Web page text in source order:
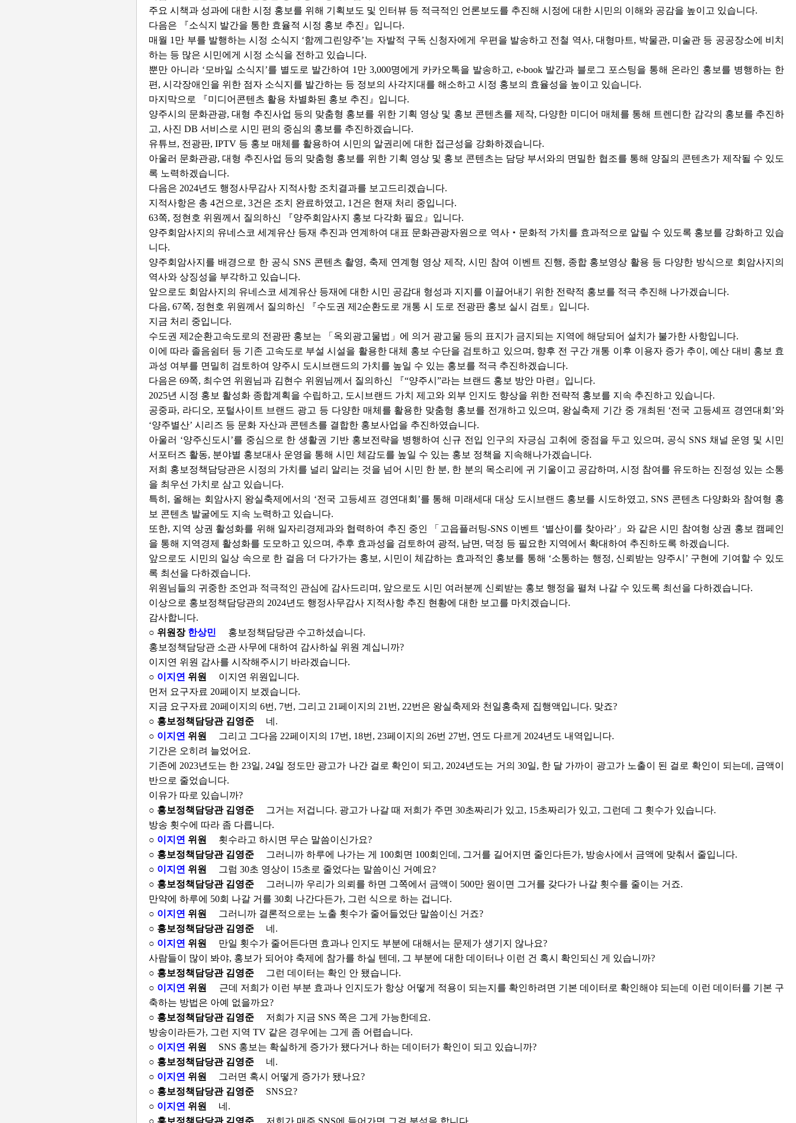
주요 시책과 성과에 대한 시정 홍보를 위해 기획보도 및 인터뷰 등 적극적인 언론보도를 추진해 시정에 대한 시민의 이해와 공감을 높이고 있습니다.
다음은 『소식지 발간을 통한 효율적 시정 홍보 추진』입니다.
매월 1만 부를 발행하는 시정 소식지 ‘함께그린양주’는 자발적 구독 신청자에게 우편을 발송하고 전철 역사, 대형마트, 박물관, 미술관 등 공공장소에 비치
하는 등 많은 시민에게 시정 소식을 전하고 있습니다.
뿐만 아니라 ‘모바일 소식지’를 별도로 발간하여 1만 3,000명에게 카카오톡을 발송하고, e-book 발간과 블로그 포스팅을 통해 온라인 홍보를 병행하는 한
편, 시각장애인을 위한 점자 소식지를 발간하는 등 정보의 사각지대를 해소하고 시정 홍보의 효율성을 높이고 있습니다.
마지막으로 『미디어콘텐츠 활용 차별화된 홍보 추진』입니다.
양주시의 문화관광, 대형 추진사업 등의 맞춤형 홍보를 위한 기획 영상 및 홍보 콘텐츠를 제작, 다양한 미디어 매체를 통해 트렌디한 감각의 홍보를 추진하
고, 사진 DB 서비스로 시민 편의 중심의 홍보를 추진하겠습니다.
유튜브, 전광판, IPTV 등 홍보 매체를 활용하여 시민의 알권리에 대한 접근성을 강화하겠습니다.
아울러 문화관광, 대형 추진사업 등의 맞춤형 홍보를 위한 기획 영상 및 홍보 콘텐츠는 담당 부서와의 면밀한 협조를 통해 양질의 콘텐츠가 제작될 수 있도
록 노력하겠습니다.
다음은 2024년도 행정사무감사 지적사항 조치결과를 보고드리겠습니다.
지적사항은 총 4건으로, 3건은 조치 완료하였고, 1건은 현재 처리 중입니다.
63쪽, 정현호 위원께서 질의하신 『양주회암사지 홍보 다각화 필요』입니다.
양주회암사지의 유네스코 세계유산 등재 추진과 연계하여 대표 문화관광자원으로 역사‧문화적 가치를 효과적으로 알릴 수 있도록 홍보를 강화하고 있습
니다.
양주회암사지를 배경으로 한 공식 SNS 콘텐츠 촬영, 축제 연계형 영상 제작, 시민 참여 이벤트 진행, 종합 홍보영상 활용 등 다양한 방식으로 회암사지의
역사와 상징성을 부각하고 있습니다.
앞으로도 회암사지의 유네스코 세계유산 등재에 대한 시민 공감대 형성과 지지를 이끌어내기 위한 전략적 홍보를 적극 추진해 나가겠습니다.
다음, 67쪽, 정현호 위원께서 질의하신 『수도권 제2순환도로 개통 시 도로 전광판 홍보 실시 검토』입니다.
지금 처리 중입니다.
수도권 제2순환고속도로의 전광판 홍보는 「옥외광고물법」에 의거 광고물 등의 표지가 금지되는 지역에 해당되어 설치가 불가한 사항입니다.
이에 따라 졸음쉼터 등 기존 고속도로 부설 시설을 활용한 대체 홍보 수단을 검토하고 있으며, 향후 전 구간 개통 이후 이용자 증가 추이, 예산 대비 홍보 효
과성 여부를 면밀히 검토하여 양주시 도시브랜드의 가치를 높일 수 있는 홍보를 적극 추진하겠습니다.
다음은 69쪽, 최수연 위원님과 김현수 위원님께서 질의하신 『“양주시”라는 브랜드 홍보 방안 마련』입니다.
2025년 시정 홍보 활성화 종합계획을 수립하고, 도시브랜드 가치 제고와 외부 인지도 향상을 위한 전략적 홍보를 지속 추진하고 있습니다.
공중파, 라디오, 포털사이트 브랜드 광고 등 다양한 매체를 활용한 맞춤형 홍보를 전개하고 있으며, 왕실축제 기간 중 개최된 ‘전국 고등셰프 경연대회’와
‘양주별산’ 시리즈 등 문화 자산과 콘텐츠를 결합한 홍보사업을 추진하였습니다.
아울러 ‘양주신도시’를 중심으로 한 생활권 기반 홍보전략을 병행하여 신규 전입 인구의 자긍심 고취에 중점을 두고 있으며, 공식 SNS 채널 운영 및 시민
서포터즈 활동, 분야별 홍보대사 운영을 통해 시민 체감도를 높일 수 있는 홍보 정책을 지속해나가겠습니다.
저희 홍보정책담당관은 시정의 가치를 널리 알리는 것을 넘어 시민 한 분, 한 분의 목소리에 귀 기울이고 공감하며, 시정 참여를 유도하는 진정성 있는 소통
을 최우선 가치로 삼고 있습니다.
특히, 올해는 회암사지 왕실축제에서의 ‘전국 고등셰프 경연대회’를 통해 미래세대 대상 도시브랜드 홍보를 시도하였고, SNS 콘텐츠 다양화와 참여형 홍
보 콘텐츠 발굴에도 지속 노력하고 있습니다.
또한, 지역 상권 활성화를 위해 일자리경제과와 협력하여 추진 중인 「고읍플러팅-SNS 이벤트 ‘별산이를 찾아라’」와 같은 시민 참여형 상권 홍보 캠페인
을 통해 지역경제 활성화를 도모하고 있으며, 추후 효과성을 검토하여 광적, 남면, 덕정 등 필요한 지역에서 확대하여 추진하도록 하겠습니다.
앞으로도 시민의 일상 속으로 한 걸음 더 다가가는 홍보, 시민이 체감하는 효과적인 홍보를 통해 ‘소통하는 행정, 신뢰받는 양주시’ 구현에 기여할 수 있도
록 최선을 다하겠습니다.
위원님들의 귀중한 조언과 적극적인 관심에 감사드리며, 앞으로도 시민 여러분께 신뢰받는 홍보 행정을 펼쳐 나갈 수 있도록 최선을 다하겠습니다.
이상으로 홍보정책담당관의 2024년도 행정사무감사 지적사항 추진 현황에 대한 보고를 마치겠습니다.
감사합니다.
○ 위원장 한상민
홍보정책담당관 수고하셨습니다.
홍보정책담당관 소관 사무에 대하여 감사하실 위원 계십니까?
이지연 위원 감사를 시작해주시기 바라겠습니다.
○ 이지연 위원
이지연 위원입니다.
먼저 요구자료 20페이지 보겠습니다.
지금 요구자료 20페이지의 6번, 7번, 그리고 21페이지의 21번, 22번은 왕실축제와 천일홍축제 집행액입니다. 맞죠?
○ 홍보정책담당관 김영준
네.
○ 이지연 위원
그리고 그다음 22페이지의 17번, 18번, 23페이지의 26번 27번, 연도 다르게 2024년도 내역입니다.
기간은 오히려 늘었어요.
기존에 2023년도는 한 23일, 24일 정도만 광고가 나간 걸로 확인이 되고, 2024년도는 거의 30일, 한 달 가까이 광고가 노출이 된 걸로 확인이 되는데, 금액이
반으로 줄었습니다.
이유가 따로 있습니까?
○ 홍보정책담당관 김영준
그거는 저겁니다. 광고가 나갈 때 저희가 주면 30초짜리가 있고, 15초짜리가 있고, 그런데 그 횟수가 있습니다.
방송 횟수에 따라 좀 다릅니다.
○ 이지연 위원
횟수라고 하시면 무슨 말씀이신가요?
○ 홍보정책담당관 김영준
그러니까 하루에 나가는 게 100회면 100회인데, 그거를 길어지면 줄인다든가, 방송사에서 금액에 맞춰서 줄입니다.
○ 이지연 위원
그럼 30초 영상이 15초로 줄었다는 말씀이신 거예요?
○ 홍보정책담당관 김영준
그러니까 우리가 의뢰를 하면 그쪽에서 금액이 500만 원이면 그거를 갖다가 나갈 횟수를 줄이는 거죠.
만약에 하루에 50회 나갈 거를 30회 나간다든가, 그런 식으로 하는 겁니다.
○ 이지연 위원
그러니까 결론적으로는 노출 횟수가 줄어들었단 말씀이신 거죠?
○ 홍보정책담당관 김영준
네.
○ 이지연 위원
만일 횟수가 줄어든다면 효과나 인지도 부분에 대해서는 문제가 생기지 않나요?
사람들이 많이 봐야, 홍보가 되어야 축제에 참가를 하실 텐데, 그 부분에 대한 데이터나 이런 건 혹시 확인되신 게 있습니까?
○ 홍보정책담당관 김영준
그런 데이터는 확인 안 됐습니다.
○ 이지연 위원
근데 저희가 이런 부분 효과나 인지도가 항상 어떻게 적용이 되는지를 확인하려면 기본 데이터로 확인해야 되는데 이런 데이터를 기본 구
축하는 방법은 아예 없을까요?
○ 홍보정책담당관 김영준
저희가 지금 SNS 쪽은 그게 가능한데요.
방송이라든가, 그런 지역 TV 같은 경우에는 그게 좀 어렵습니다.
○ 이지연 위원
SNS 홍보는 확실하게 증가가 됐다거나 하는 데이터가 확인이 되고 있습니까?
○ 홍보정책담당관 김영준
네.
○ 이지연 위원
그러면 혹시 어떻게 증가가 됐나요?
○ 홍보정책담당관 김영준
SNS요?
○ 이지연 위원
네.
○ 홍보정책담당관 김영준
저희가 매주 SNS에 들어가면 그걸 분석을 합니다.